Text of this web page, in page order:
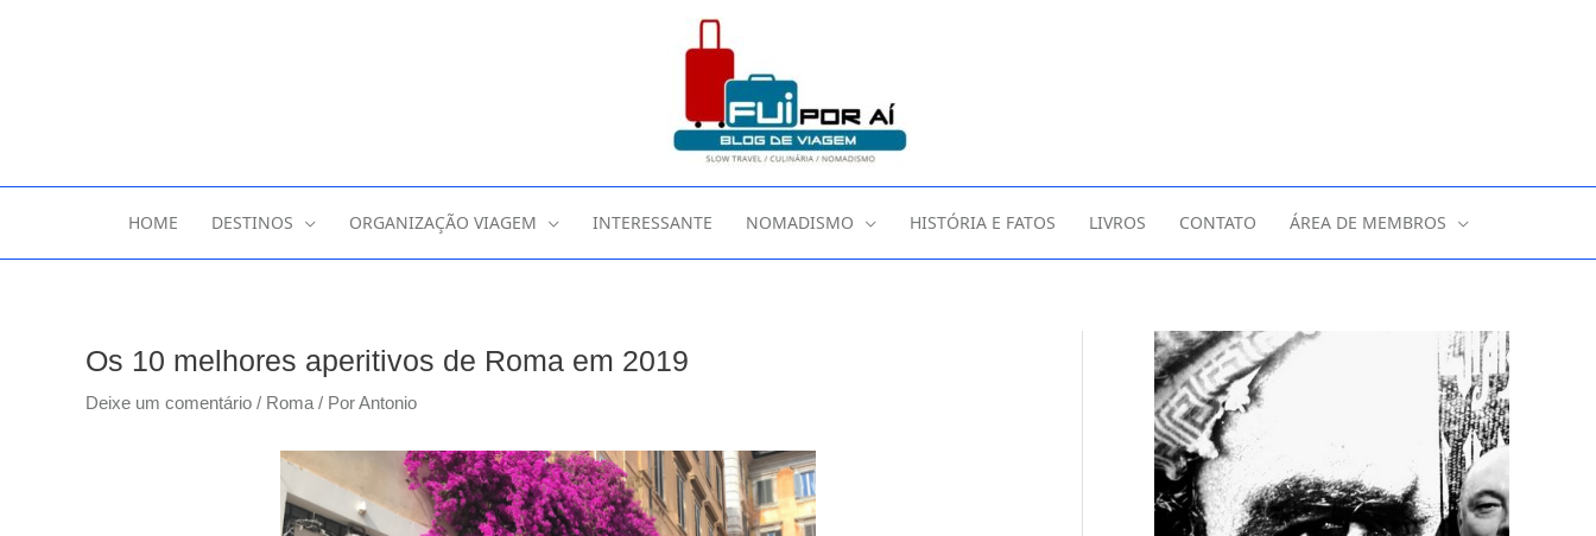
HOME DESTINOS ORGANIZAÇÃO VIAGEM INTERESSANTE NOMADISMO HISTÓRIA E FATOS LIVROS CONTATO ÁREA DE MEMBROS
Os 10 melhores aperitivos de Roma em 2019
Deixe um comentário / Roma / PorAntonio